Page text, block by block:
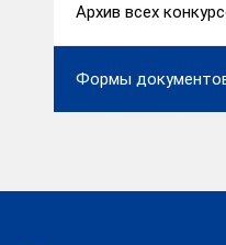
Архив всех
Формы